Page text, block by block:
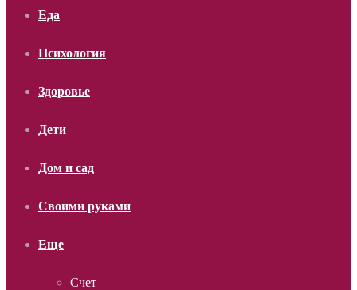
Еда
Психология
Здоровье
Дети
Дом и сад
Своими руками
Еще
Счет